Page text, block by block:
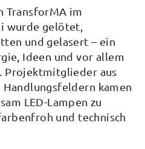
TransforMA im
wurde gelötet,
und gelasert – ein
Ideen und vor allem
Projektmitglieder aus
kamen
LED-Lampen zu
und technisch